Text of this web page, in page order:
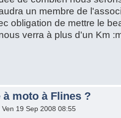
un membre de
obligation de mettre le
verra à plus d'un Km
à moto à Flines ?
Ven 19 Sep 2008 08:55